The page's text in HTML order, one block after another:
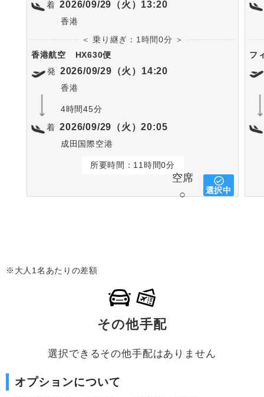
着 2026/09/29（火）13:20
香港
＜ 乗り継ぎ：1時間0分 ＞
香港航空
HX630便
発 2026/09/29（火）14:20
香港
4時間45分
着 2026/09/29（火）20:05
成田国際空港
所要時間：11時間0分
空席
○
選択中
フ
※大人1名あたりの差額
その他手配
選択できるその他手配はありません
オプションについて